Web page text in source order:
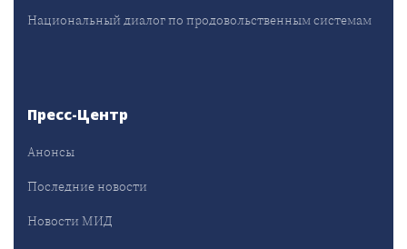
Национальный диалог по продовольственным системам
Пресс-Центр
Анонсы
Последние новости
Новости МИД